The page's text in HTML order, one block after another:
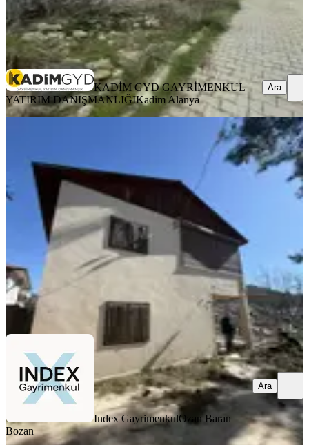
KADİM GYD GAYRİMENKUL YATIRIM
DANIŞMANLIĞIKadim Alanya
KADİM GYD GAYRİMENKUL
YATIRIM DANIŞMANLIĞIKadim Alanya
Ara
İndex Gayrimenkulden Fındıkpınarı
Mezitli, Fındıkpınarı Mahallesi
500 m² 25.03.2026
6.250.000 ₺
Index Gayrimenkul
Index GayrimenkulOzan Baran
Bozan
Ara